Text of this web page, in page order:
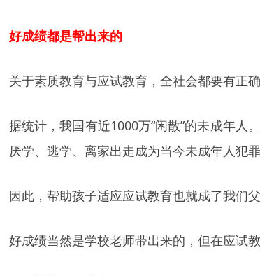
好成绩都是帮出来的
关于素质教育与应试教育，全社会都要有正
据统计，我国有近1000万“闲散”的未成年人
厌学、逃学、离家出走成为当今未成年人犯罪
因此，帮助孩子适应应试教育也就成了我们
好成绩当然是学校老师带出来的，但在应试